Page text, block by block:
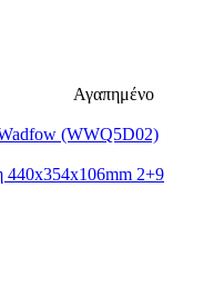
Αγαπημένο
(WWQ5D02)